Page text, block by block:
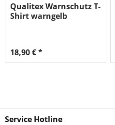
Qualitex Warnschutz T-
Shirt warngelb
18,90 € *
Service Hotline